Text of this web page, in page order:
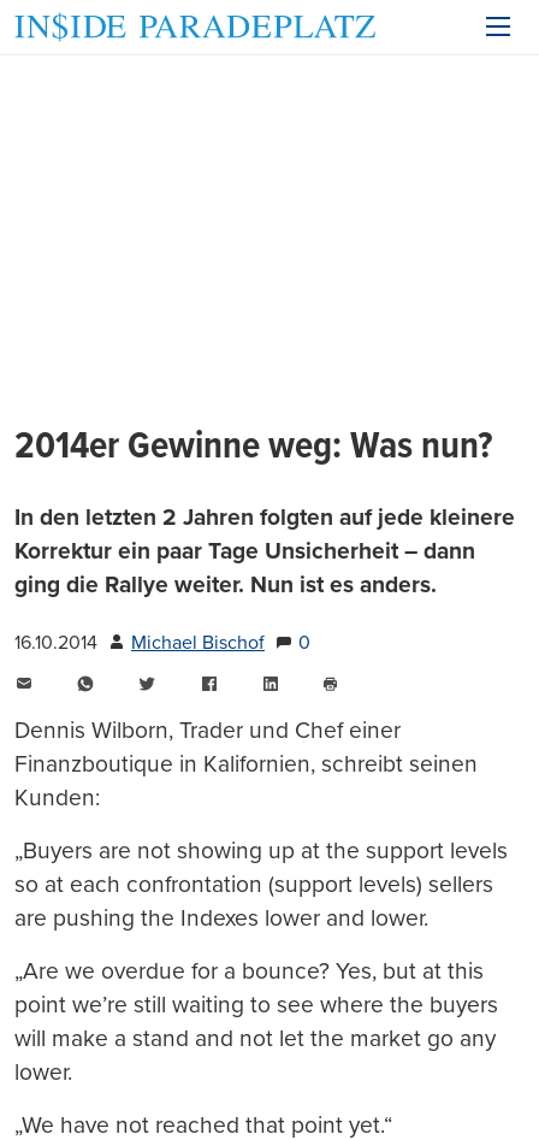
2014er Gewinne weg: Was nun?
In den letzten 2 Jahren folgten auf jede kleinere
Korrektur ein paar Tage Unsicherheit – dann
ging die Rallye weiter. Nun ist es anders.
16.10.2014 Michael Bischof
0
WhatsAppTwitter FacebookLinkedIn
drucken
Dennis Wilborn, Trader und Chef einer
Finanzboutique in Kalifornien, schreibt seinen
Kunden:
„Buyers are not showing up at the support levels
so at each confrontation (support levels) sellers
are pushing the Indexes lower and lower.
„Are we overdue for a bounce? Yes, but at this
point we’re still waiting to see where the buyers
will make a stand and not let the market go any
lower.
„We have not reached that point yet.“